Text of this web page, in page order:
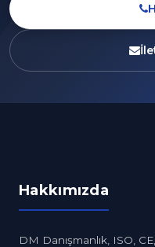
Hakkımızda
DM Danışmanlık, ISO,